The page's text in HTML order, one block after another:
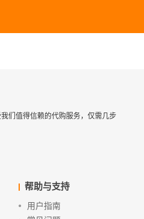
们值得信赖的代购服务，仅需几步
帮助与支持
用户指南